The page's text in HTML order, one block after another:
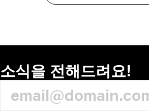
소식을 전해드려요!